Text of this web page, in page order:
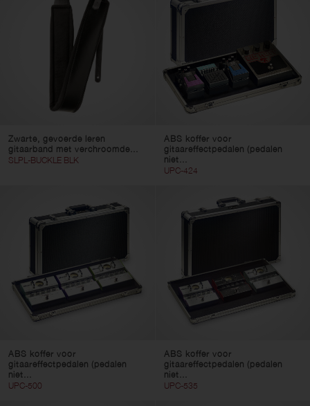
Zwarte, gevoerde leren
gitaarband met verchroomde...
SLPL-BUCKLE BLK
ABS koffer voor
gitaareffectpedalen (pedalen
niet...
UPC-424
ABS koffer voor
gitaareffectpedalen (pedalen
niet...
UPC-500
ABS koffer voor
gitaareffectpedalen (pedalen
niet...
UPC-535